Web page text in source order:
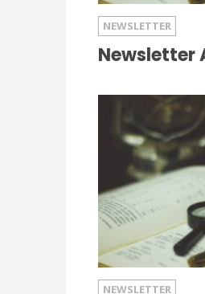
NEWSLETTER
Newsletter
NEWSLETTER